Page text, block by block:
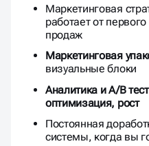
Маркетинговая
работает от
продаж
Маркетинговая
визуальные блоки
Аналитика и A/B
оптимизация, рост
Постоянная
системы, когда вы